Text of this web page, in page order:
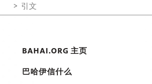
引文
BAHAI.ORG 主页
巴哈伊信什么